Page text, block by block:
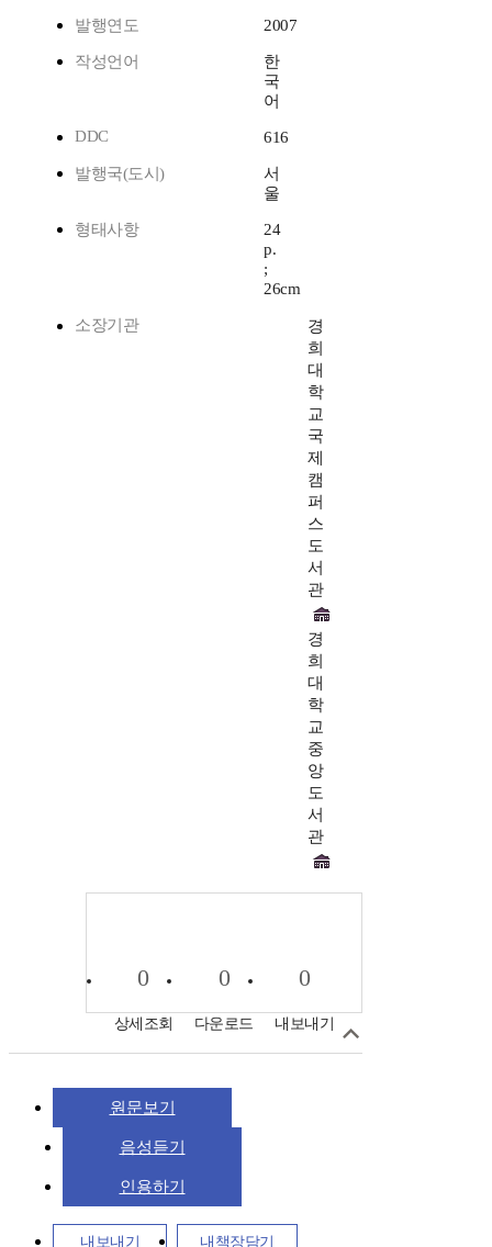
발행연도 2007
작성언어
한
국
어
DDC
616
발행국(도시)
서
울
형태사항
24
p.
;
26cm
소장기관
경
희
대
학
교
국
제
캠
퍼
스
도
서
관
경
희
대
학
교
중
앙
도
서
관
0
상세조회
0
다운로드
0
내보내기
원문보기
음성듣기
인용하기
내보내기 내책장담기